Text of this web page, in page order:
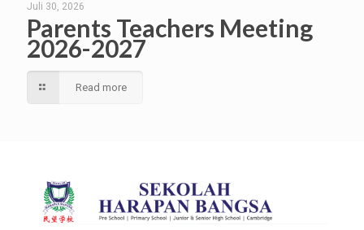
Juli 30, 2026
Parents Teachers Meeting
2026-2027
Read more